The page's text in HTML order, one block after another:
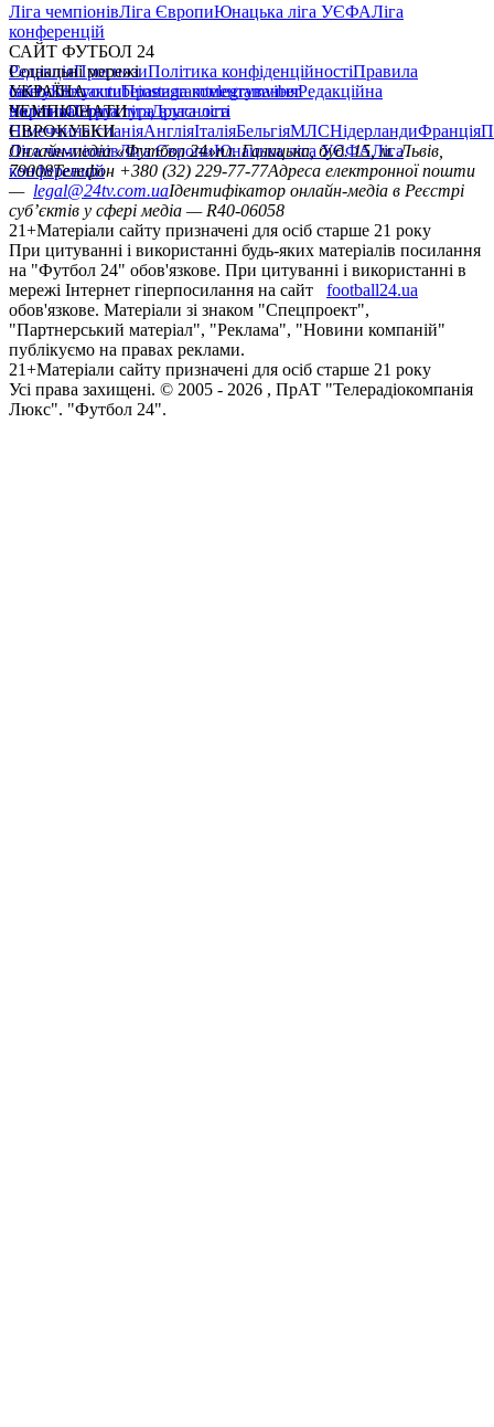
Ліга чемпіонівЛіга ЄвропиЮнацька ліга УЄФАЛіга
конференцій
САЙТ ФУТБОЛ 24
РедакціяПрогнозиПолітика конфіденційностіПравила
сайтуКонтактиПравила коментуванняРедакційна
політикаСтруктура власності
Соціальні мережі
facebookxyoutubeinstagramtelegramviber
УКРАЇНА
УкраїнаПерша лігаДруга ліга
ЧЕМПІОНАТИ
НімеччинаІспаніяАнгліяІталіяБельгіяМЛСНідерландиФранція
ЄВРОКУБКИ
Ліга чемпіонівЛіга ЄвропиЮнацька ліга УЄФАЛіга
конференцій
Онлайн-медіа «Футбол 24»пл. Галицька, буд. 15, м. Львів,
79008Телефон +380 (32) 229-77-77Адреса електронної пошти
— legal@24tv.com.uaІдентифікатор онлайн-медіа в Реєстрі
суб’єктів у сфері медіа — R40-06058
21+Матеріали сайту призначені для осіб старше 21 року
При цитуванні і використанні будь-яких матеріалів посилання
на "Футбол 24" обов'язкове. При цитуванні і використанні в
мережі Інтернет гіперпосилання на сайт
football24.ua
обов'язкове. Матеріали зі знаком "Спецпроект",
"Партнерський матеріал", "Реклама", "Новини компаній"
публікуємо на правах реклами.
21+Матеріали сайту призначені для осіб старше 21 року
Усi права захищенi. © 2005 - 2026 , ПрАТ "Телерадіокомпанія
Люкс". "Футбол 24".